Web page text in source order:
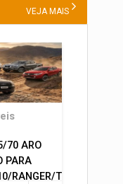
VEJA MAIS
70 ARO
PARA
RANGER/TRITON